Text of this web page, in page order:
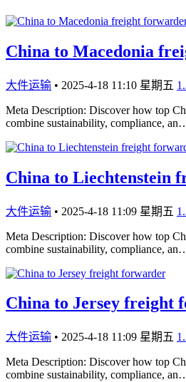
China to Macedonia
大件运输 • 2025-4-18 11:10 星期五
Meta Description: Discover how top
combine sustainability, compliance,
China to Liechtenstein
大件运输 • 2025-4-18 11:09 星期五
Meta Description: Discover how top
combine sustainability, compliance,
China to Jersey freight
大件运输 • 2025-4-18 11:09 星期五
Meta Description: Discover how top
combine sustainability, compliance,